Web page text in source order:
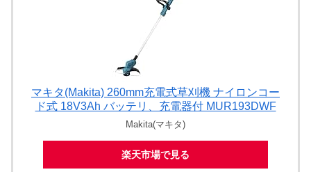
マキタ(Makita) 260mm充電式草刈機 ナイロンコー
ド式 18V3Ah バッテリ、充電器付 MUR193DWF
Makita(マキタ)
楽天市場で見る